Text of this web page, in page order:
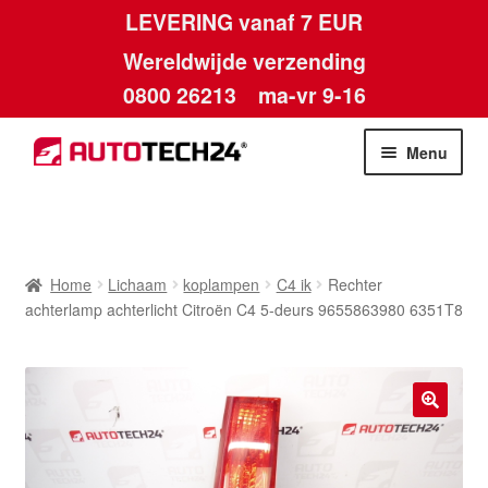
LEVERING vanaf 7 EUR
Wereldwijde verzending
0800 26213 ma-vr 9-16
Skip
to
Skip
to
Menu
Betalingen
Contact
Home Lichaam koplampen C4 ik
Rechter
achterlamp achterlicht Citroën C4 5-deurs 9655863980 6351T8
🔍